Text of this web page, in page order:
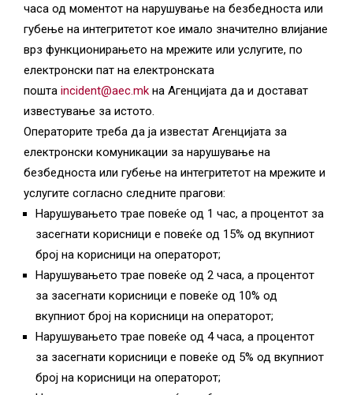
часа од моментот на нарушување на безбедноста или
губење на интегритетот кое имало значително влијание
врз функционирањето на мрежите или услугите, по
електронски пат на електронската
пошта incident@aec.mk на Агенцијата да и достават
известување за истото.
Операторите треба да ја известат Агенцијата за
електронски комуникации за нарушување на
безбедноста или губење на интегритетот на мрежите и
услугите согласно следните прагови:
Нарушувањето трае повеќе од 1 час, а процентот за
засегнати корисници е повеќе од 15% од вкупниот
број на корисници на операторот;
Нарушувањето трае повеќе од 2 часа, а процентот
за засегнати корисници е повеќе од 10% од
вкупниот број на корисници на операторот;
Нарушувањето трае повеќе од 4 часа, а процентот
за засегнати корисници е повеќе од 5% од вкупниот
број на корисници на операторот;